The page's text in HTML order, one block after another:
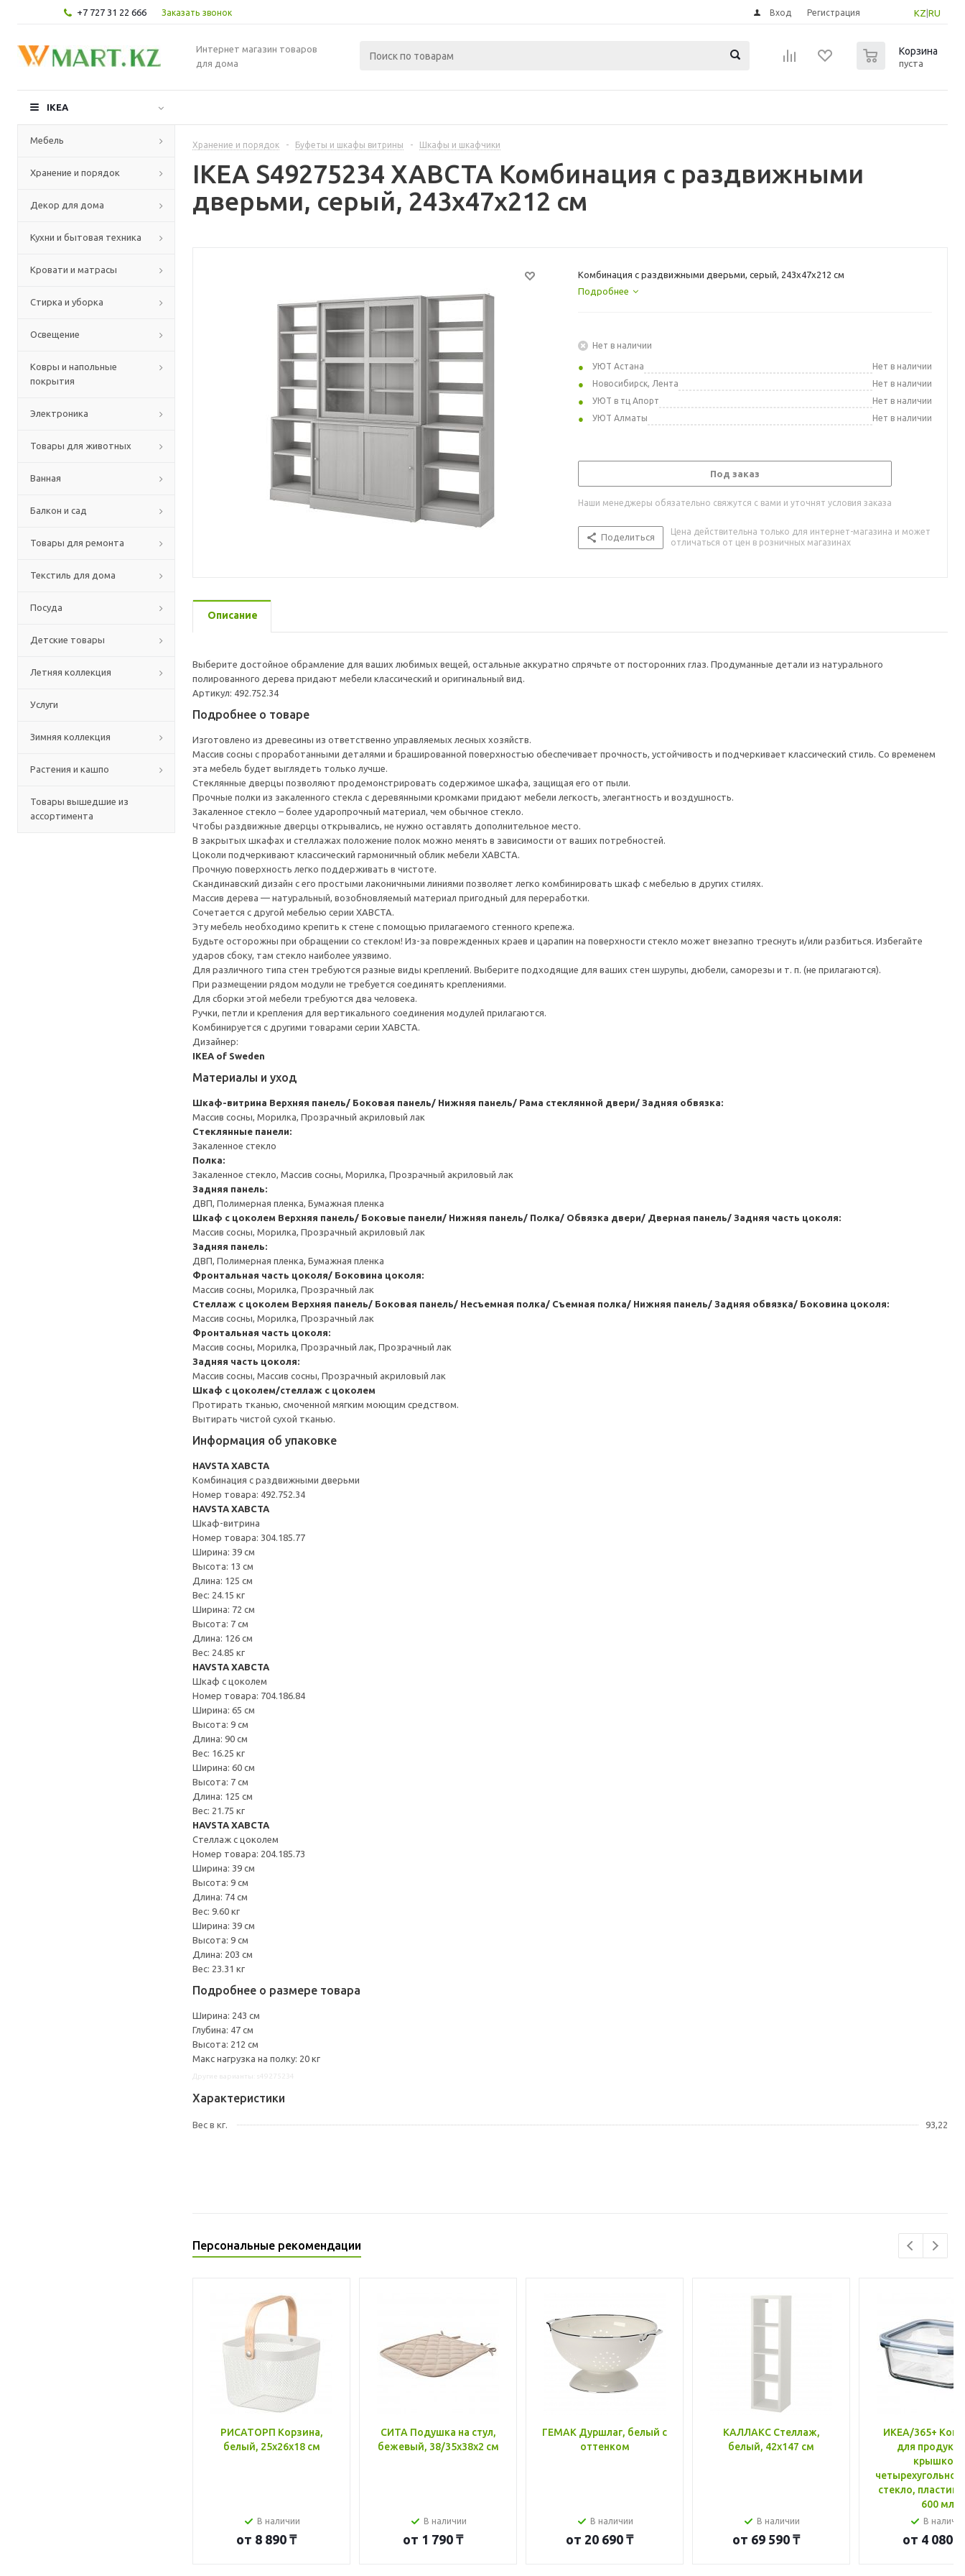
+7 727 31 22 666 Заказать звонок KZ RU
Вход Регистрация
Интернет магазин товаров
для дома
Корзина
пуста
IKEA
Мебель
Хранение и порядок
Декор для дома
Кухни и бытовая техника
Кровати и матрасы
Стирка и уборка
Освещение
Ковры и напольные
покрытия
Электроника
Товары для животных
Ванная
Балкон и сад
Товары для ремонта
Текстиль для дома
Посуда
Детские товары
Летняя коллекция
Услуги
Зимняя коллекция
Растения и кашпо
Товары вышедшие из
ассортимента
Хранение и порядок - Буфеты и шкафы витрины - Шкафы и шкафчики
IKEA S49275234 ХАВСТА Комбинация с раздвижными
дверьми, серый, 243x47x212 см
Комбинация с раздвижными дверьми, серый, 243x47x212 см
Подробнее
Нет в наличии
УЮТ Астана
Нет в наличии
Новосибирск, Лента
Нет в наличии
УЮТ в тц Апорт
Нет в наличии
УЮТ Алматы
Нет в наличии
Под заказ
Наши менеджеры обязательно свяжутся с вами и уточнят условия заказа
Поделиться
Цена действительна только для интернет-магазина и может
отличаться от цен в розничных магазинах
Описание
Выберите достойное обрамление для ваших любимых вещей, остальные аккуратно спрячьте от посторонних глаз. Продуманные детали из натурального
полированного дерева придают мебели классический и оригинальный вид.
Артикул: 492.752.34
Подробнее о товаре
Изготовлено из древесины из ответственно управляемых лесных хозяйств.
Массив сосны с проработанными деталями и брашированной поверхностью обеспечивает прочность, устойчивость и подчеркивает классический стиль. Со временем
эта мебель будет выглядеть только лучше.
Стеклянные дверцы позволяют продемонстрировать содержимое шкафа, защищая его от пыли.
Прочные полки из закаленного стекла с деревянными кромками придают мебели легкость, элегантность и воздушность.
Закаленное стекло – более ударопрочный материал, чем обычное стекло.
Чтобы раздвижные дверцы открывались, не нужно оставлять дополнительное место.
В закрытых шкафах и стеллажах положение полок можно менять в зависимости от ваших потребностей.
Цоколи подчеркивают классический гармоничный облик мебели ХАВСТА.
Прочную поверхность легко поддерживать в чистоте.
Скандинавский дизайн с его простыми лаконичными линиями позволяет легко комбинировать шкаф с мебелью в других стилях.
Массив дерева — натуральный, возобновляемый материал пригодный для переработки.
Сочетается с другой мебелью серии ХАВСТА.
Эту мебель необходимо крепить к стене с помощью прилагаемого стенного крепежа.
Будьте осторожны при обращении со стеклом! Из-за поврежденных краев и царапин на поверхности стекло может внезапно треснуть и/или разбиться. Избегайте
ударов сбоку, там стекло наиболее уязвимо.
Для различного типа стен требуются разные виды креплений. Выберите подходящие для ваших стен шурупы, дюбели, саморезы и т. п. (не прилагаются).
При размещении рядом модули не требуется соединять креплениями.
Для сборки этой мебели требуются два человека.
Ручки, петли и крепления для вертикального соединения модулей прилагаются.
Комбинируется с другими товарами серии ХАВСТА.
Дизайнер:
IKEA of Sweden
Материалы и уход
Шкаф-витрина Верхняя панель/ Боковая панель/ Нижняя панель/ Рама стеклянной двери/ Задняя обвязка:
Массив сосны, Морилка, Прозрачный акриловый лак
Стеклянные панели:
Закаленное стекло
Полка:
Закаленное стекло, Массив сосны, Морилка, Прозрачный акриловый лак
Задняя панель:
ДВП, Полимерная пленка, Бумажная пленка
Шкаф с цоколем Верхняя панель/ Боковые панели/ Нижняя панель/ Полка/ Обвязка двери/ Дверная панель/ Задняя часть цоколя:
Массив сосны, Морилка, Прозрачный акриловый лак
Задняя панель:
ДВП, Полимерная пленка, Бумажная пленка
Фронтальная часть цоколя/ Боковина цоколя:
Массив сосны, Морилка, Прозрачный лак
Стеллаж с цоколем Верхняя панель/ Боковая панель/ Несъемная полка/ Съемная полка/ Нижняя панель/ Задняя обвязка/ Боковина цоколя:
Массив сосны, Морилка, Прозрачный лак
Фронтальная часть цоколя:
Массив сосны, Морилка, Прозрачный лак, Прозрачный лак
Задняя часть цоколя:
Массив сосны, Массив сосны, Прозрачный акриловый лак
Шкаф с цоколем/стеллаж с цоколем
Протирать тканью, смоченной мягким моющим средством.
Вытирать чистой сухой тканью.
Информация об упаковке
HAVSTA ХАВСТА
Комбинация с раздвижными дверьми
Номер товара: 492.752.34
HAVSTA ХАВСТА
Шкаф-витрина
Номер товара: 304.185.77
Ширина: 39 см
Высота: 13 см
Длина: 125 см
Вес: 24.15 кг
Ширина: 72 см
Высота: 7 см
Длина: 126 см
Вес: 24.85 кг
HAVSTA ХАВСТА
Шкаф с цоколем
Номер товара: 704.186.84
Ширина: 65 см
Высота: 9 см
Длина: 90 см
Вес: 16.25 кг
Ширина: 60 см
Высота: 7 см
Длина: 125 см
Вес: 21.75 кг
HAVSTA ХАВСТА
Стеллаж с цоколем
Номер товара: 204.185.73
Ширина: 39 см
Высота: 9 см
Длина: 74 см
Вес: 9.60 кг
Ширина: 39 см
Высота: 9 см
Длина: 203 см
Вес: 23.31 кг
Подробнее о размере товара
Ширина: 243 см
Глубина: 47 см
Высота: 212 см
Макс нагрузка на полку: 20 кг
Характеристики
Вес в кг. 93,22
Персональные рекомендации
РИСАТОРП Корзина,
белый, 25x26x18 см
В наличии
от 8 890 ₸
СИТА Подушка на стул,
бежевый, 38/35x38x2 см
В наличии
от 1 790 ₸
ГЕМАК Дуршлаг, белый с
оттенком
В наличии
от 20 690 ₸
КАЛЛАКС Стеллаж,
белый, 42x147 см
В наличии
от 69 590 ₸
ИКЕА/365+
для
крышкой,
стекло, пластик
600 мл
В
от 4 080 ₸